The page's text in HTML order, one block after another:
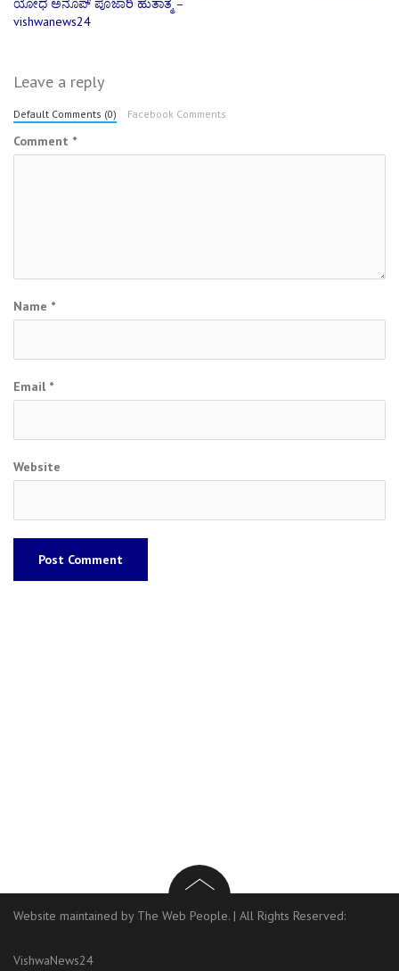
navigation
ಯೋಧ ಅನೂಪ್ ಪೂಜಾರಿ ಹುತಾತ್ಮ –
vishwanews24
Leave a reply
Default Comments (0) Facebook Comments
Comment *
Name *
Email *
Website
Website maintained by The Web People. | All Rights Reserved:
VishwaNews24